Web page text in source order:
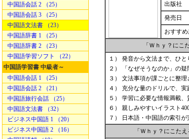
中国語会話 2 （25）
中国語会話 3 （25）
中国語文法書 （23）
中国語辞書 1 （25）
中国語辞書 2 （23）
中国語学習ソフト （22）
中国語学習書 中級者～
中国語会話 1 （25）
中国語会話 2 （21）
中国語旅行会話 （25）
中国語文法書 （32）
ビジネス中国語 1 （20）
ビジネス中国語 2 （16）
出版社
発売日
おすす
「Ｗｈｙ？に
１） 発音から文法まで、ひと
２） 「なぜそうなのか」の疑
３） 文法事項が課ごとに整理
４） 充分な量のドリルで、実
５） 学習に必要な情報満載、
６） 親しみやすいイラスト
７） 日本語・中国語の索引が
「Ｗｈｙ？にこた